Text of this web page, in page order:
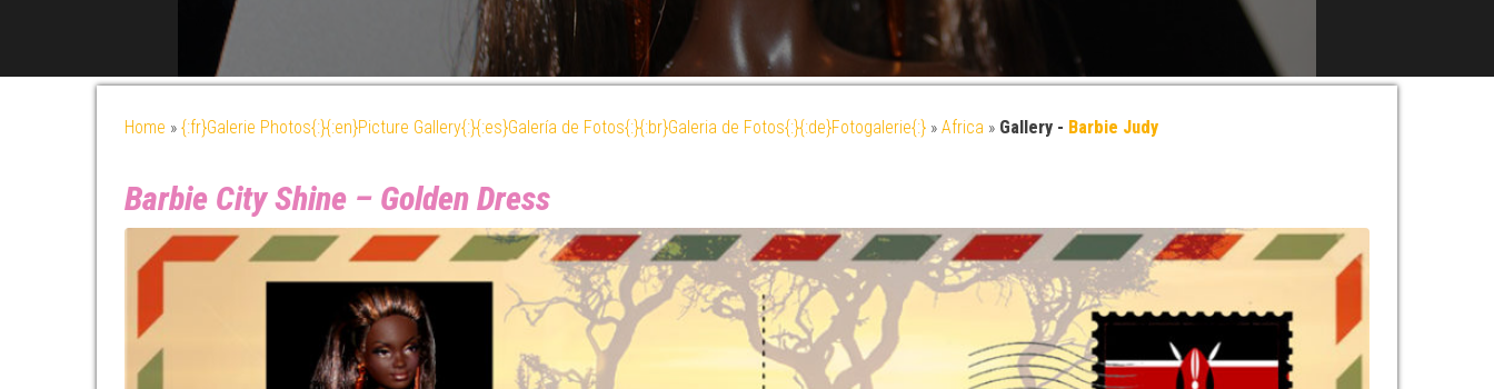
Home » {:fr}Galerie Photos{:}{:en}Picture Gallery{:}{:es}Galería de Fotos{:}{:br}Galeria de Fotos{:}{:de}Fotogalerie{:} » Africa » Gallery - Barbie Judy
Barbie City Shine – Golden Dress